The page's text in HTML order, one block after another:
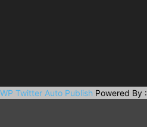
WP Twitter Auto Publish Powered By :